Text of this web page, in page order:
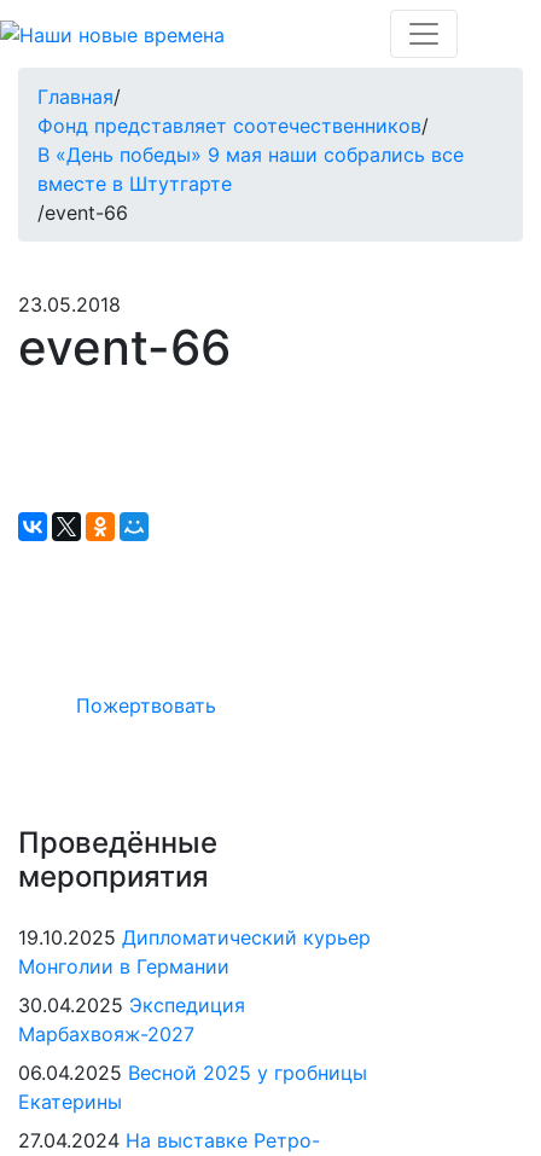
Главная/
Фонд представляет соотечественников/
В «День победы» 9 мая наши собрались все
вместе в Штутгарте
/event-66
23.05.2018
event-66
Пожертвовать
Проведённые
мероприятия
19.10.2025 Дипломатический курьер
Монголии в Германии
30.04.2025 Экспедиция
Марбахвояж-2027
06.04.2025 Весной 2025 у гробницы
Екатерины
27.04.2024 На выставке Ретро-